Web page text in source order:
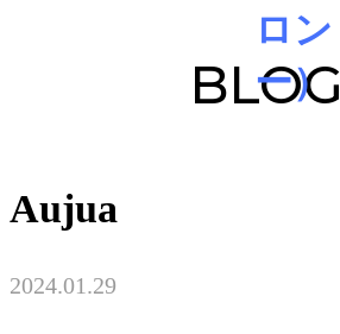
BLOG
Aujua
2024.01.29